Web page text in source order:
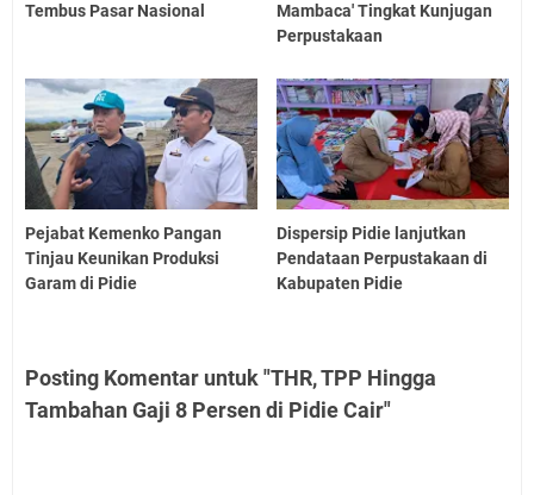
Tembus Pasar Nasional
Mambaca' Tingkat Kunjugan
Perpustakaan
Pejabat Kemenko Pangan
Tinjau Keunikan Produksi
Garam di Pidie
Dispersip Pidie lanjutkan
Pendataan Perpustakaan di
Kabupaten Pidie
Posting Komentar untuk "THR, TPP Hingga
Tambahan Gaji 8 Persen di Pidie Cair"